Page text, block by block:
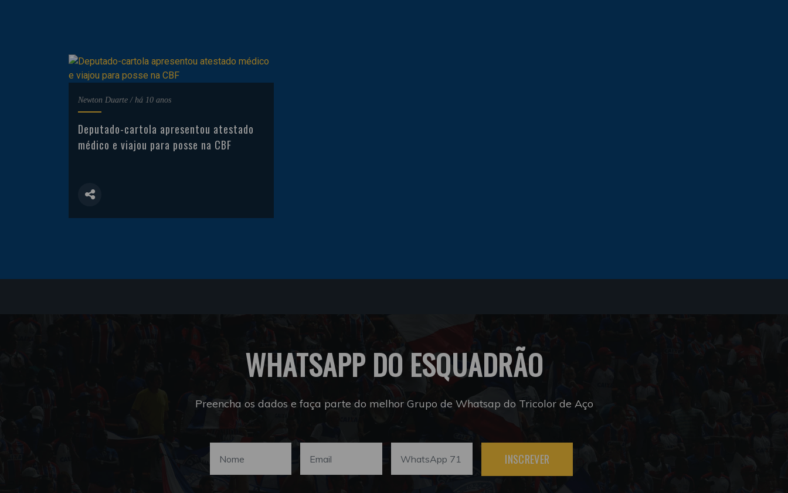
Newton Duarte / há 10 anos
Deputado-cartola apresentou atestado
médico e viajou para posse na CBF
WHATSAPP DO ESQUADRÃO
Preencha os dados e faça parte do melhor Grupo de Whatsap do Tricolor de Aço
INSCREVER